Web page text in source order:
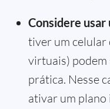
Considere
tiver um celular
virtuais) podem
prática. Nesse
ativar um